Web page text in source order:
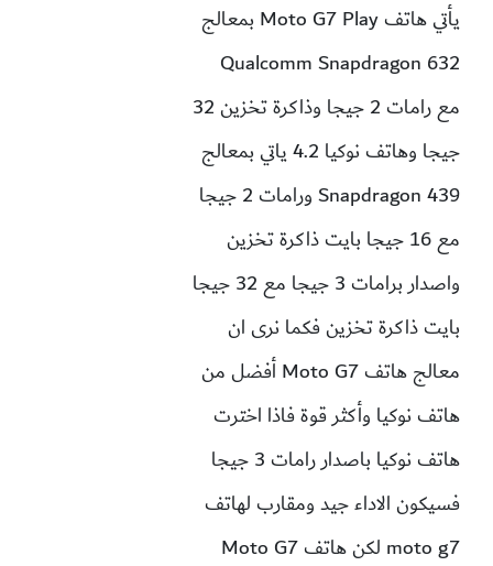
يأتي هاتف Moto G7 Play بمعالج
Qualcomm Snapdragon 632
مع رامات 2 جيجا وذاكرة تخزين 32
جيجا وهاتف نوكيا 4.2 ياتي بمعالج
Snapdragon 439 ورامات 2 جيجا
مع 16 جيجا بايت ذاكرة تخزين
واصدار برامات 3 جيجا مع 32 جيجا
بايت ذاكرة تخزين فكما نرى ان
معالج هاتف Moto G7 أفضل من
هاتف نوكيا وأكثر قوة فاذا اخترت
هاتف نوكيا باصدار رامات 3 جيجا
فسيكون الاداء جيد ومقارب لهاتف
moto g7 لكن هاتف Moto G7